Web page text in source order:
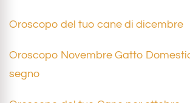
Oroscopo del tuo cane di dicembre
Oroscopo Novembre Gatto
segno